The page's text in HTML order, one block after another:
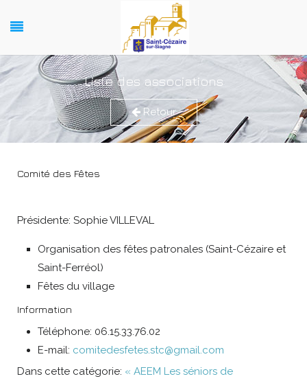
Liste des associations
Retour
Comité des Fêtes
Présidente: Sophie VILLEVAL
Organisation des fêtes patronales (Saint-Cézaire et
Saint-Ferréol)
Fêtes du village
Information
Téléphone: 06.15.33.76.02
E-mail: comitedesfetes.stc@gmail.com
Dans cette catégorie: « AEEM Les séniors de